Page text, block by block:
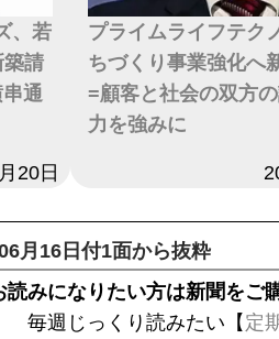
、若
築請
通
20日
プライムライフテク
ちづくり事業強化へ
=顧客と社会の双方
力を強みに
月16日付1面から抜粋
読みになりたい方は新聞をご
毎週じっくり読みたい【 定